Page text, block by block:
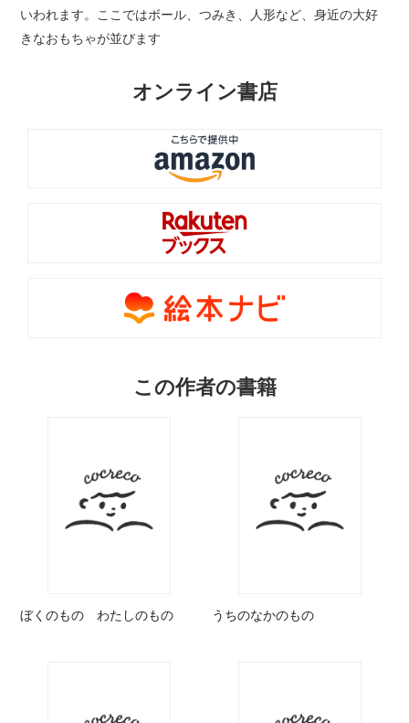
いわれます。ここではボール、つみき、人形など、身近の大好
きなおもちゃが並びます
オンライン書店
この作者の書籍
ぼくのもの わたしのもの うちのなかのもの